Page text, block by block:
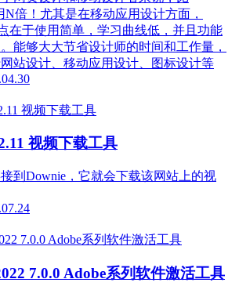
N倍！尤其是在移动应用设计方面，
在于使用简单，学习曲线低，并且功能
能够大大节省设计师的时间和工作量，
站设计、移动应用设计、图标设计等
视频下载工具
到Downie，它就会下载该网站上的视
7.0.0 Adobe系列软件激活工具